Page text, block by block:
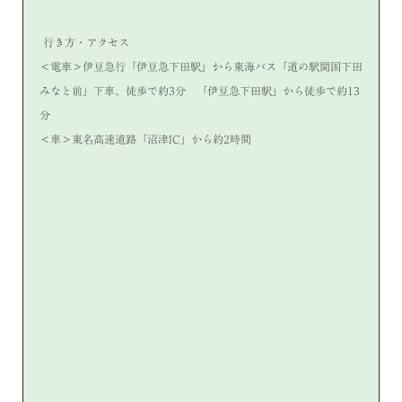
行き方・アクセス
＜電車＞伊豆急行「伊豆急下田駅」から東海バス「道の駅開国下田
みなと前」下車、徒歩で約3分 「伊豆急下田駅」から徒歩で約13
分
＜車＞東名高速道路「沼津IC」から約2時間